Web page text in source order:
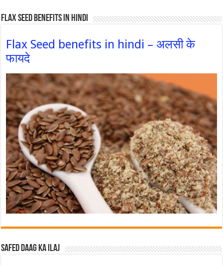
Flax Seed Benefits in hindi
Flax Seed benefits in hindi – अलसी के
फायदे
Safed Daag ka ilaj